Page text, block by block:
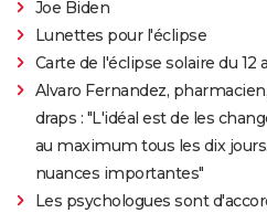
Joe Biden
Lunettes pour l'éclipse
Carte de l'éclipse solaire du 12
Alvaro Fernandez,
draps : "L'idéal est de les
au maximum tous les dix
nuances importantes"
Les psychologues sont